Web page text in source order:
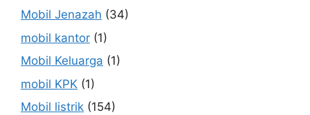
Mobil Jenazah (34)
mobil kantor (1)
Mobil Keluarga (1)
mobil KPK (1)
Mobil listrik (154)